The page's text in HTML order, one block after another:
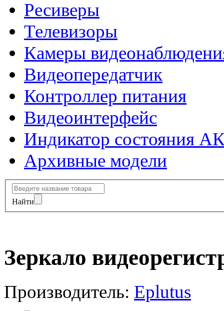
Ресиверы
Телевизоры
Камеры
Видеопередатчик
Контроллер питания
Видеоинтерфейс
Индикатор состояния
Архивные модели
Найти
Зеркало
Производитель: Eplutus